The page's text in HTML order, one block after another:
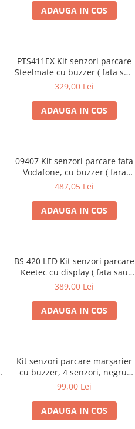
ADAUGA IN COS
PTS411EX Kit senzori parcare
Steelmate cu buzzer ( fata sau
spate )
329,00 Lei
ADAUGA IN COS
09407 Kit senzori parcare fata
Vodafone, cu buzzer ( fara
display )
487,05 Lei
ADAUGA IN COS
BS 420 LED Kit senzori parcare
Keetec cu display ( fata sau
spate )
389,00 Lei
ADAUGA IN COS
Kit senzori parcare marșarier
cu buzzer, 4 senzori, negru,
AMIO-01567
99,00 Lei
ADAUGA IN COS